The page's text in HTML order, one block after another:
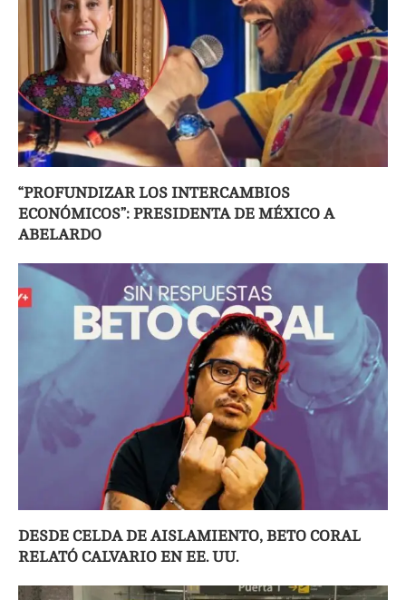
“PROFUNDIZAR LOS INTERCAMBIOS
ECONÓMICOS”: PRESIDENTA DE MÉXICO A
ABELARDO
DESDE CELDA DE AISLAMIENTO, BETO CORAL
RELATÓ CALVARIO EN EE. UU.